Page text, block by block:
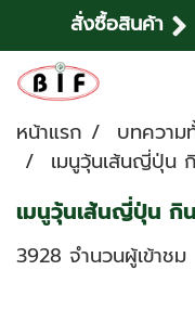
สั่งซื้อสินค้า
หน้าแรก บทความ
เมนูวุ้นเส้นญี่ปุ่น
เมนูวุ้นเส้นญี่ปุ่น กิ
3928 จำนวนผู้เข้าชม